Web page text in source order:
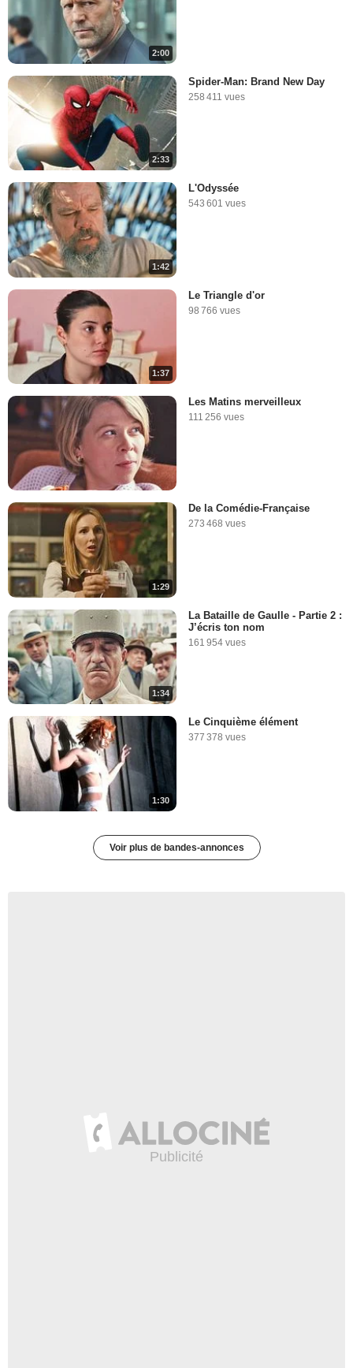
2:00
2:33
Spider-Man: Brand New Day
258 411 vues
1:42
L'Odyssée
543 601 vues
1:37
Le Triangle d'or
98 766 vues
Les Matins merveilleux
111 256 vues
1:29
De la Comédie-Française
273 468 vues
1:34
La Bataille de Gaulle - Partie 2 :
J’écris ton nom
161 954 vues
1:30
Le Cinquième élément
377 378 vues
Voir plus de bandes-annonces